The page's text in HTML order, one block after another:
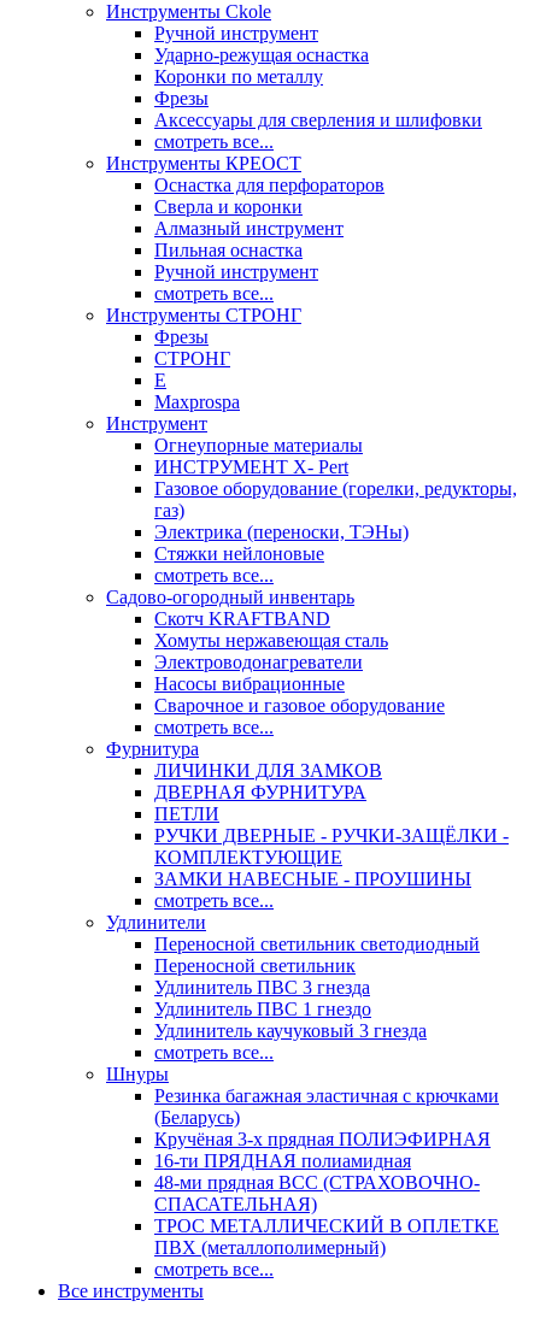
Инструменты Ckole
Ручной инструмент
Ударно‑режущая оснастка
Коронки по металлу
Фрезы
Аксессуары для сверления и шлифовки
смотреть все...
Инструменты КРЕОСТ
Оснастка для перфораторов
Сверла и коронки
Алмазный инструмент
Пильная оснастка
Ручной инструмент
смотреть все...
Инструменты СТРОНГ
Фрезы
СТРОНГ
Е
Maxprospa
Инструмент
Огнеупорные материалы
ИНСТРУМЕНТ X- Pert
Газовое оборудование (горелки, редукторы,
газ)
Электрика (переноски, ТЭНы)
Стяжки нейлоновые
смотреть все...
Садово-огородный инвентарь
Скотч KRAFTBAND
Хомуты нержавеющая сталь
Электроводонагреватели
Насосы вибрационные
Сварочное и газовое оборудование
смотреть все...
Фурнитура
ЛИЧИНКИ ДЛЯ ЗАМКОВ
ДВЕРНАЯ ФУРНИТУРА
ПЕТЛИ
РУЧКИ ДВЕРНЫЕ - РУЧКИ-ЗАЩЁЛКИ -
КОМПЛЕКТУЮЩИЕ
ЗАМКИ НАВЕСНЫЕ - ПРОУШИНЫ
смотреть все...
Удлинители
Переносной светильник светодиодный
Переносной светильник
Удлинитель ПВС 3 гнезда
Удлинитель ПВС 1 гнездо
Удлинитель каучуковый 3 гнезда
смотреть все...
Шнуры
Резинка багажная эластичная с крючками
(Беларусь)
Кручёная 3-х прядная ПОЛИЭФИРНАЯ
16-ти ПРЯДНАЯ полиамидная
48-ми прядная ВСС (СТРАХОВОЧНО-
СПАСАТЕЛЬНАЯ)
ТРОС МЕТАЛЛИЧЕСКИЙ В ОПЛЕТКЕ
ПВХ (металлополимерный)
смотреть все...
Все инструменты